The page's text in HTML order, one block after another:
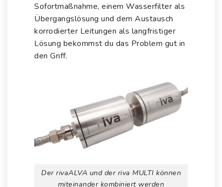
Sofortmaßnahme, einem Wasserfilter als
Übergangslösung und dem Austausch
korrodierter Leitungen als langfristiger
Lösung bekommst du das Problem gut in
den Griff.
Der rivaALVA und der riva MULTI können
miteinander kombiniert werden